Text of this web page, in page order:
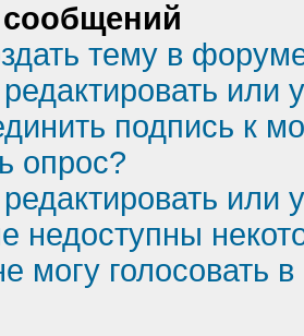
тему в
или
подпись к
опрос?
или
недоступны
могу голосовать